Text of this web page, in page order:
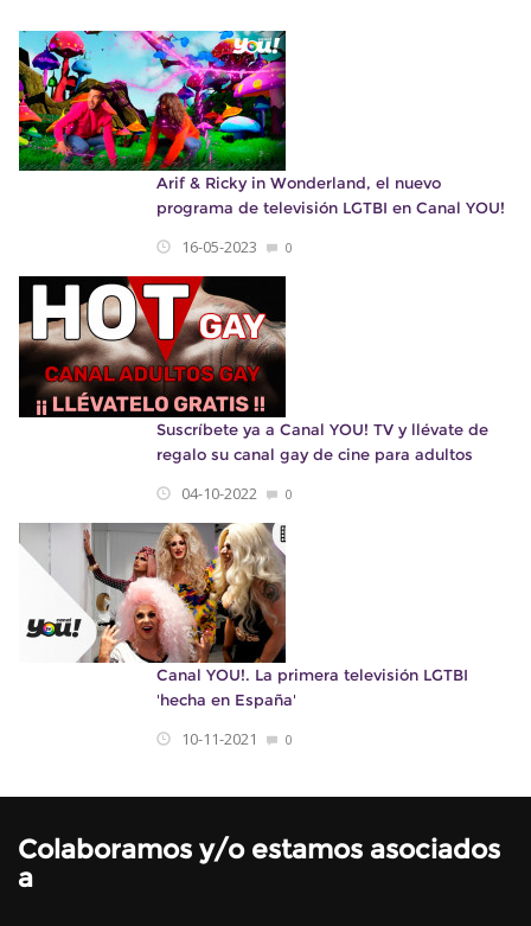
Arif & Ricky in Wonderland, el nuevo
programa de televisión LGTBI en Canal YOU!
16-05-2023 0
Suscríbete ya a Canal YOU! TV y llévate de
regalo su canal gay de cine para adultos
04-10-2022 0
Canal YOU!. La primera televisión LGTBI
'hecha en España'
10-11-2021 0
Colaboramos y/o estamos asociados
a